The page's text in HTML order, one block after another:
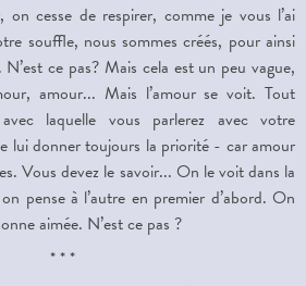
on cesse de respirer, comme je vous l’ai
souffle, nous sommes créés, pour ainsi
ce pas? Mais cela est un peu vague,
amour... Mais l’amour se voit. Tout
avec laquelle vous parlerez avec votre
lui donner toujours la priorité - car amour
Vous devez le savoir... On le voit dans la
pense à l’autre en premier d’abord. On
aimée. N’est ce pas ?
* * *